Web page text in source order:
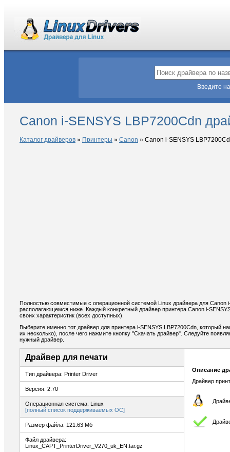
Введите
Canon i-SENSYS LBP7200Cdn
Каталог драйверов » Принтеры » Canon » Canon i-SENSYS
Полностью совместимые с операционной системой Linux драйвера для Canon
располагающемся ниже. Каждый конкретный драйвер принтера Canon i-
своих характеристик (всех доступных).
Выберите именно тот драйвер для принтера i-SENSYS LBP7200Cdn, который
их несколько), после чего нажмите кнопку "Скачать драйвер". Следуйте
нужный драйвер.
Драйвер для печати
Тип драйвера: Printer Driver
Версия: 2.70
Операционная система: Linux
[полный список поддерживаемых ОС]
Размер файла: 121.63 Мб
Файл драйвера:
Linux_CAPT_PrinterDriver_V270_uk_EN.tar.gz
Описание
Драйвер